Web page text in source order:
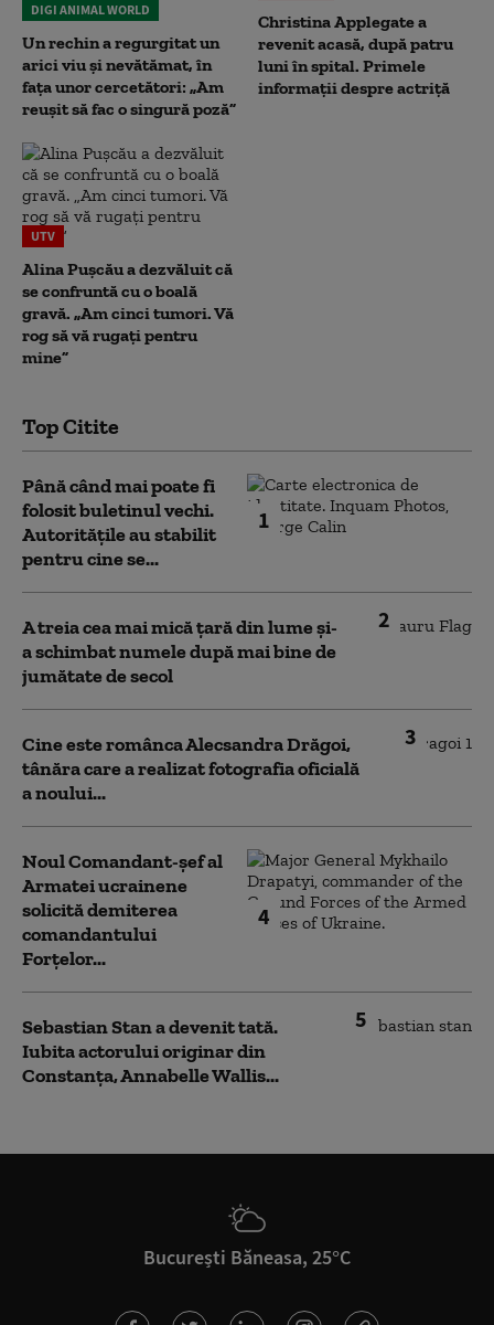
DIGI ANIMAL WORLD
Un rechin a regurgitat un
arici viu și nevătămat, în
fața unor cercetători: „Am
reușit să fac o singură poză”
Christina Applegate a
revenit acasă, după patru
luni în spital. Primele
informații despre actriță
UTV
Alina Pușcău a dezvăluit că
se confruntă cu o boală
gravă. „Am cinci tumori. Vă
rog să vă rugați pentru
mine”
Top Citite
1
Până când mai poate fi
folosit buletinul vechi.
Autoritățile au stabilit
pentru cine se...
2
A treia cea mai mică țară din lume și-
a schimbat numele după mai bine de
jumătate de secol
3
Cine este românca Alecsandra Drăgoi,
tânăra care a realizat fotografia oficială
a noului...
4
Noul Comandant-șef al
Armatei ucrainene
solicită demiterea
comandantului
Forțelor...
5
Sebastian Stan a devenit tată.
Iubita actorului originar din
Constanța, Annabelle Wallis...
București Băneasa, 25°C